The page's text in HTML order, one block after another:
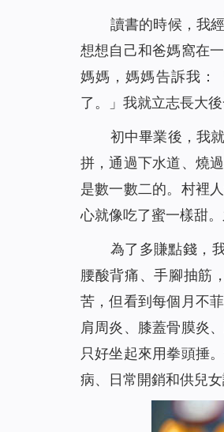
注重神的聲音才能迎
11 識破撒但詭計後，聚
12 與其昧著良心工作 不
13 聖經中得救與進天國其
依靠神，收穫的不只是
15 身患淋巴癌，是神將
16 聖經裡的話都是神默
17 神的拯救，使我脫離
神的話語帶領我走出
19 看！主耶穌已「駕雲
20 放下賭博後真輕鬆（有
21 【基督徒必讀】基督
22 神用皮子給亞當夏娃
為什麼禁食禱告，教
信主卻白天犯罪、晚
你知道如何禱告才能
讀書的時候，我
想想自己和爸媽窩在
媽媽，媽媽告訴我：
了。」我就立志長大後
初中畢業後，我
拼，通過下水道、燒
是數一數二的。村裡
心就像吃了蜜一樣甜
為了多賺點錢，
腰酸背痛、手腳抽筋
苦，但看到每個月不
肩周炎、膝蓋骨膜炎
只好坐起來用拳頭捶
病、日常開銷和供兒女